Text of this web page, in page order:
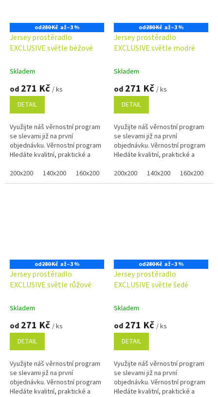
od280 Kč až–3 %
Jersey prostěradlo
EXCLUSIVE světle béžové
Skladem
od 271 Kč / ks
DETAIL
Využijte náš věrnostní program
se slevami již na první
objednávku. Věrnostní program
Hledáte kvalitní, praktické a
postel? Béžové prostěradlo...
200x200 140x200 160x200 80x200 100x200 120x200
od280 Kč až–3 %
Jersey prostěradlo
EXCLUSIVE světle modré
Skladem
od 271 Kč / ks
DETAIL
Využijte náš věrnostní program
se slevami již na první
objednávku. Věrnostní program
Hledáte kvalitní, praktické a
postel? Modré prostěradlo...
200x200 140x200 160x200
od280 Kč až–3 %
Jersey prostěradlo
EXCLUSIVE světle růžové
Skladem
od 271 Kč / ks
DETAIL
Využijte náš věrnostní program
se slevami již na první
objednávku. Věrnostní program
Hledáte kvalitní, praktické a
od280 Kč až–3 %
Jersey prostěradlo
EXCLUSIVE světle šedé
Skladem
od 271 Kč / ks
DETAIL
Využijte náš věrnostní program
se slevami již na první
objednávku. Věrnostní program
Hledáte kvalitní, praktické a